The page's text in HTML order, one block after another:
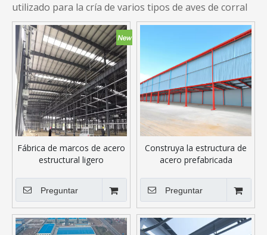
utilizado para la cría de varios tipos de aves de corral
Fábrica de marcos de acero
estructural ligero
Preguntar
Construya la estructura de
acero prefabricada
granero de la cochera del
metal
Preguntar